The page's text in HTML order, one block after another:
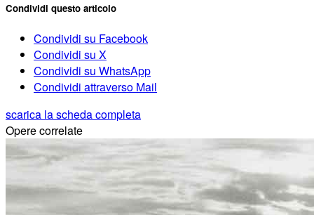
Condividi questo articolo
Condividi su Facebook
Condividi su X
Condividi su WhatsApp
Condividi attraverso Mail
scarica la scheda completa
Opere correlate